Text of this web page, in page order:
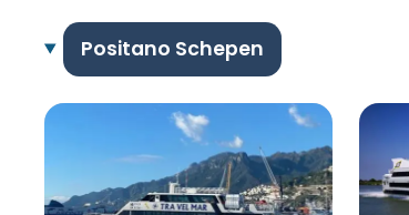
Positano Schepen